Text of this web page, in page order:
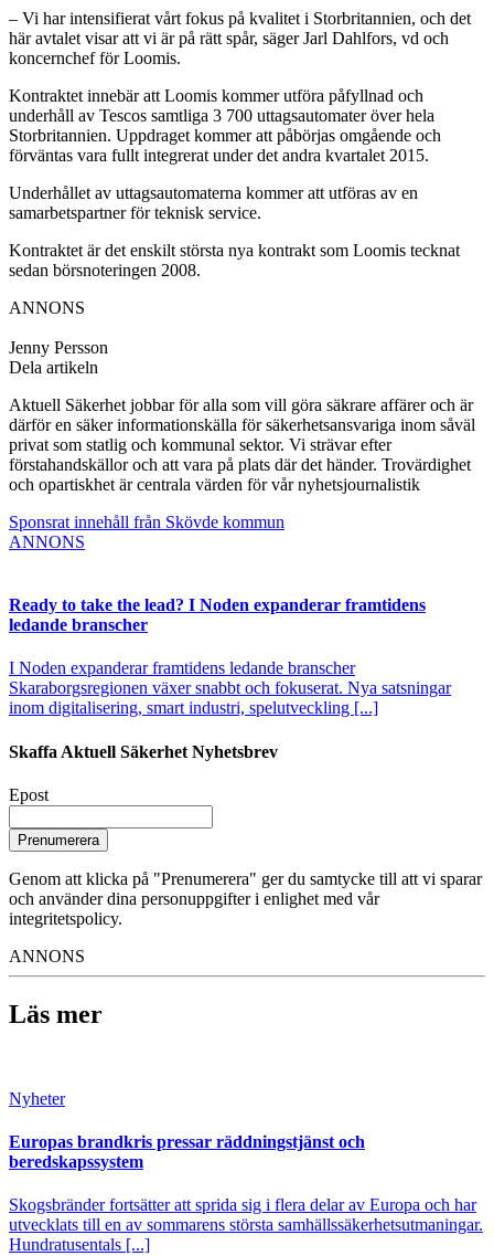
– Vi har intensifierat vårt fokus på kvalitet i Storbritannien, och det
här avtalet visar att vi är på rätt spår, säger Jarl Dahlfors, vd och
koncernchef för Loomis.
Kontraktet innebär att Loomis kommer utföra påfyllnad och
underhåll av Tescos samtliga 3 700 uttagsautomater över hela
Storbritannien. Uppdraget kommer att påbörjas omgående och
förväntas vara fullt integrerat under det andra kvartalet 2015.
Underhållet av uttagsautomaterna kommer att utföras av en
samarbetspartner för teknisk service.
Kontraktet är det enskilt största nya kontrakt som Loomis tecknat
sedan börsnoteringen 2008.
ANNONS
Jenny Persson
Dela artikeln
Aktuell Säkerhet jobbar för alla som vill göra säkrare affärer och är
därför en säker informationskälla för säkerhetsansvariga inom såväl
privat som statlig och kommunal sektor. Vi strävar efter
förstahandskällor och att vara på plats där det händer. Trovärdighet
och opartiskhet är centrala värden för vår nyhetsjournalistik
Sponsrat innehåll från Skövde kommun
ANNONS
Ready to take the lead? I Noden expanderar framtidens
ledande branscher
I Noden expanderar framtidens ledande branscher
Skaraborgsregionen växer snabbt och fokuserat. Nya satsningar
inom digitalisering, smart industri, spelutveckling [...]
Skaffa Aktuell Säkerhet Nyhetsbrev
Epost
Prenumerera
Genom att klicka på "Prenumerera" ger du samtycke till att vi sparar
och använder dina personuppgifter i enlighet med vår
integritetspolicy.
ANNONS
Läs mer
Nyheter
Europas brandkris pressar räddningstjänst och
beredskapssystem
Skogsbränder fortsätter att sprida sig i flera delar av Europa och har
utvecklats till en av sommarens största samhällssäkerhetsutmaningar.
Hundratusentals [...]